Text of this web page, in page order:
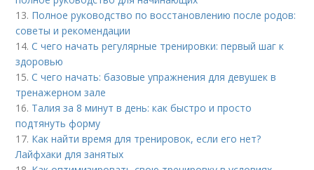
13. Полное руководство по восстановлению после родов:
советы и рекомендации
14.С чего начать регулярные тренировки: первый шаг к
здоровью
15.С чего начать: базовые упражнения для девушек в
тренажерном зале
16. Талия за 8 минут в день: как быстро и просто
подтянуть форму
17. Как найти время для тренировок, если его нет?
Лайфхаки для занятых